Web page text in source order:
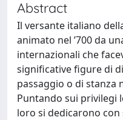
Abstract
Il versante italiano
animato nel ’700 da
internazionali che
significative figure di
passaggio o di stanza
Puntando sui privilegi
loro si dedicarono con